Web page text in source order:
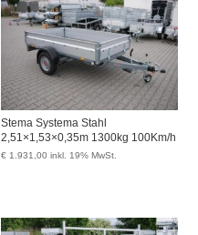
Stema Systema Stahl
2,51×1,53×0,35m 1300kg 100Km/h
€ 1.931,00 inkl. 19% MwSt.